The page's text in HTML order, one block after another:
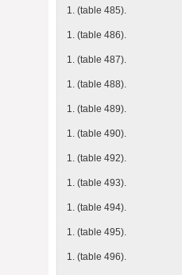
1. (table 485).
1. (table 486).
1. (table 487).
1. (table 488).
1. (table 489).
1. (table 490).
1. (table 492).
1. (table 493).
1. (table 494).
1. (table 495).
1. (table 496).